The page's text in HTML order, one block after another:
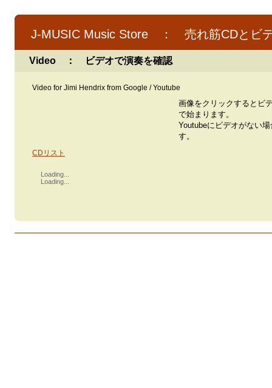
J-MUSIC Music Store ： 売れ筋CDとビ
Video ： ビデオで演奏を確認
Video for Jimi Hendrix from Google / Youtube
画像をクリックするとビ
で始まります。
Youtubeにビデオがない
す。
CDリスト
Loading...
Loading...